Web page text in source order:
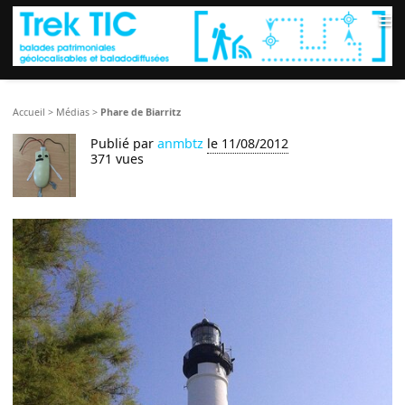
≡
Accueil > Médias > Phare de Biarritz
Publié paranmbtz le 11/08/2012
371 vues